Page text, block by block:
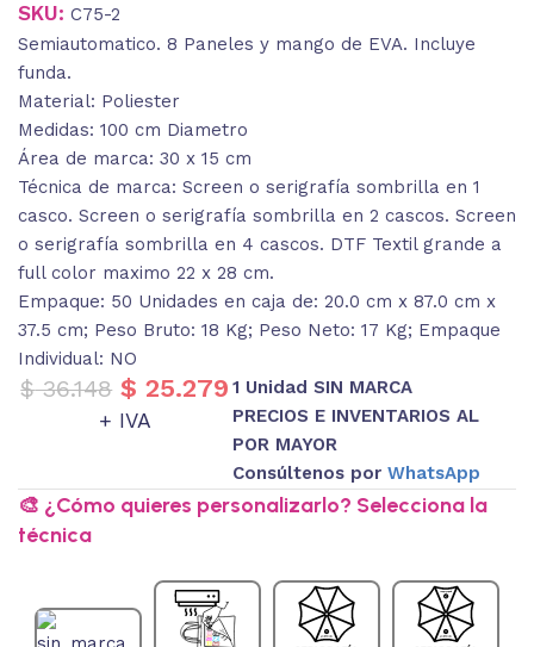
SKU: C75-2
Semiautomatico. 8 Paneles y mango de EVA. Incluye
funda.
Material: Poliester
Medidas: 100 cm Diametro
Área de marca: 30 x 15 cm
Técnica de marca: Screen o serigrafía sombrilla en 1
casco. Screen o serigrafía sombrilla en 2 cascos. Screen
o serigrafía sombrilla en 4 cascos. DTF Textil grande a
full color maximo 22 x 28 cm.
Empaque: 50 Unidades en caja de: 20.0 cm x 87.0 cm x
37.5 cm; Peso Bruto: 18 Kg; Peso Neto: 17 Kg; Empaque
Individual: NO
$36.148 $ 25.279
+ IVA
1 Unidad SIN MARCA
PRECIOS E INVENTARIOS AL
POR MAYOR
Consúltenos por WhatsApp
🎨 ¿Cómo quieres personalizarlo? Selecciona la
técnica